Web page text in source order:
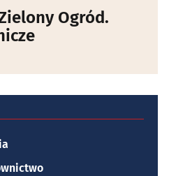
Ogród.